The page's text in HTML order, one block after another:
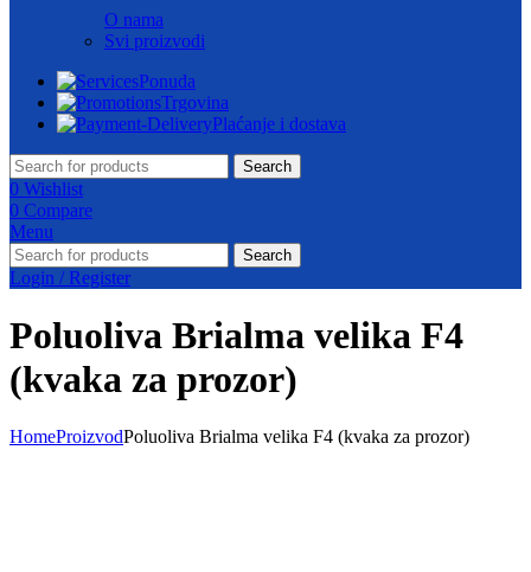
O nama
Svi proizvodi
Ponuda
Trgovina
Plaćanje i dostava
Search
0 Wishlist
0 Compare
Menu
Search
Login / Register
Poluoliva Brialma velika F4
(kvaka za prozor)
HomeProizvodPoluoliva Brialma velika F4 (kvaka za prozor)